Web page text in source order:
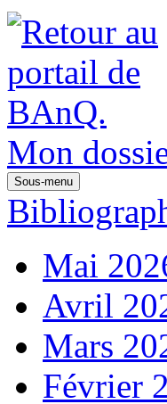
Mon
Sous-menu
Mai
Avril
Mars
Février